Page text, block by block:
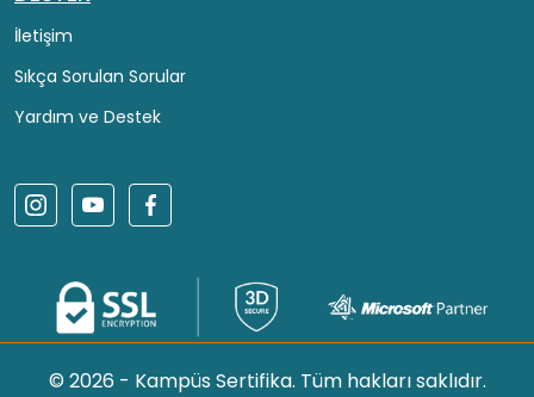
İletişim
Sıkça Sorulan Sorular
Yardım ve Destek
© 2026 - Kampüs Sertifika. Tüm hakları saklıdır.